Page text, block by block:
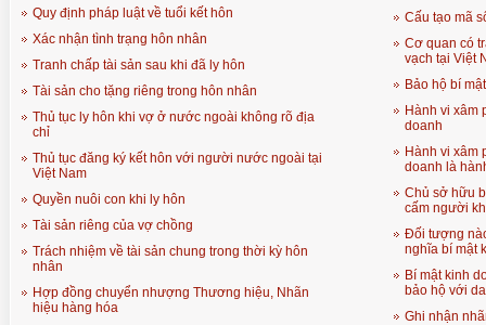
Quy định pháp luật về tuổi kết hôn
Xác nhận tình trạng hôn nhân
Tranh chấp tài sản sau khi đã ly hôn
Tài sản cho tặng riêng trong hôn nhân
Thủ tục ly hôn khi vợ ở nước ngoài không rõ địa
chỉ
Thủ tục đăng ký kết hôn với người nước ngoài tại
Việt Nam
Quyền nuôi con khi ly hôn
Tài sản riêng của vợ chồng
Trách nhiệm về tài sản chung trong thời kỳ hôn
nhân
Hợp đồng chuyển nhượng Thương hiệu, Nhãn
hiệu hàng hóa
Cấu tạo mã
Cơ quan có
vạch tại Việt
Bảo hộ bí
Hành vi xâm
doanh
Hành vi xâm
doanh là
Chủ sở hữu
cấm người
Đối tượng
nghĩa bí mật
Bí mật kinh
bảo hộ với
Ghi nhận